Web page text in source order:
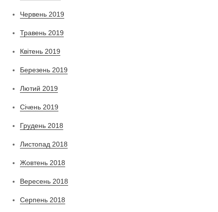
Червень 2019
Травень 2019
Квітень 2019
Березень 2019
Лютий 2019
Січень 2019
Грудень 2018
Листопад 2018
Жовтень 2018
Вересень 2018
Серпень 2018